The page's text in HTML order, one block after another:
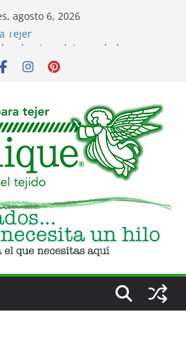
agosto 6, 2026
Tejer
Tejido y Bordado